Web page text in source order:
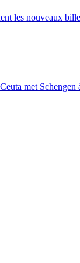
les nouveaux
met Schengen